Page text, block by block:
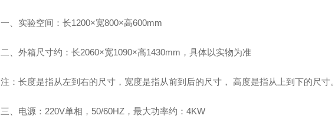
一、实验空间：长1200×宽800×高600mm
二、外箱尺寸约：长2060×宽1090×高1430mm，具体以实物为准
注：长度是指从左到右的尺寸，宽度是指从前到后的尺寸， 高度是指从上到下的尺寸。
三、电源：220V单相，50/60HZ，最大功率约：4KW